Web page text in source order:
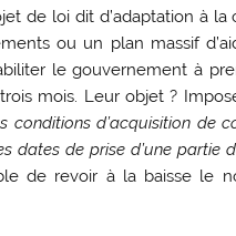
de loi dit d’adaptation à
ou un plan massif
le gouvernement à
mois. Leur objet ?
conditions d’acquisition de
dates de prise d’une partie
de revoir à la baisse le